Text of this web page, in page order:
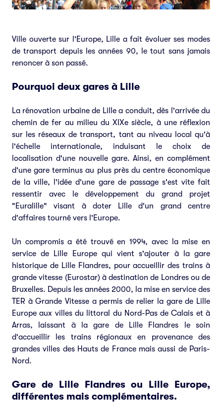
Ville ouverte sur l'Europe, Lille a fait évoluer ses modes
de transport depuis les années 90, le tout sans jamais
renoncer à son passé.
Pourquoi deux gares à Lille
La rénovation urbaine de Lille a conduit, dès l'arrivée du
chemin de fer au milieu du XIXe siècle, à une réflexion
sur les réseaux de transport, tant au niveau local qu'à
l'échelle internationale, induisant le choix de
localisation d'une nouvelle gare. Ainsi, en complément
d'une gare terminus au plus près du centre économique
de la ville, l'idée d'une gare de passage s'est vite fait
ressentir avec le développement du grand projet
"Euralille" visant à doter Lille d'un grand centre
d'affaires tourné vers l'Europe.
Un compromis a été trouvé en 1994, avec la mise en
service de Lille Europe qui vient s'ajouter à la gare
historique de Lille Flandres, pour accueillir des trains à
grande vitesse (Eurostar) à destination de Londres ou de
Bruxelles. Depuis les années 2000, la mise en service des
TER à Grande Vitesse a permis de relier la gare de Lille
Europe aux villes du littoral du Nord-Pas de Calais et à
Arras, laissant à la gare de Lille Flandres le soin
d'accueillir les trains régionaux en provenance des
grandes villes des Hauts de France mais aussi de Paris-
Nord.
Gare de Lille Flandres ou Lille Europe,
différentes mais complémentaires.